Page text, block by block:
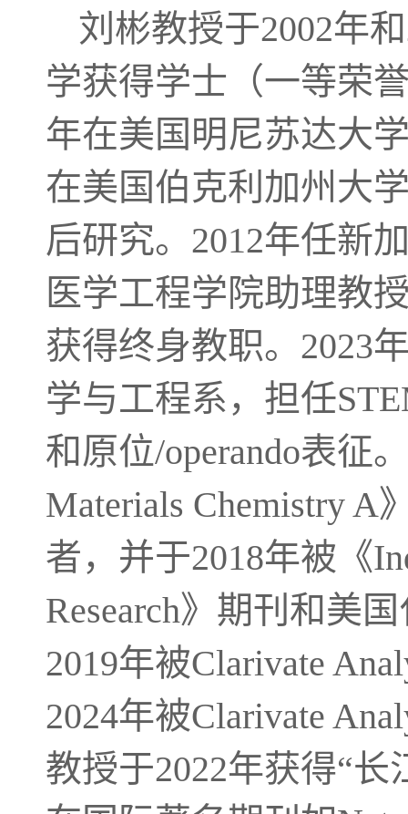
刘彬教授于2002年
学获得学士（一等荣
年在美国明尼苏达大
在美国伯克利加州大
后研究。2012年任新
医学工程学院助理教
获得终身教职。2023
学与工程系，担任
和原位/operando表征
Materials Chemistry
者，并于2018年被《
Research》期刊和美
2019年被Clarivate
2024年被Clarivate
教授于2022年获得“